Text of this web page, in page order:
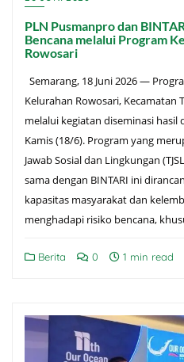
PLN Pusmanpro dan
Bencana melalui Program
Rowosari
Semarang, 18 Juni 2026 —
Kelurahan Rowosari, Kecamatan
melalui kegiatan diseminasi
Kamis (18/6). Program yang
Jawab Sosial dan Lingkungan
sama dengan BINTARI ini
kapasitas masyarakat dan
menghadapi risiko bencana,
Berita 0 1 min read